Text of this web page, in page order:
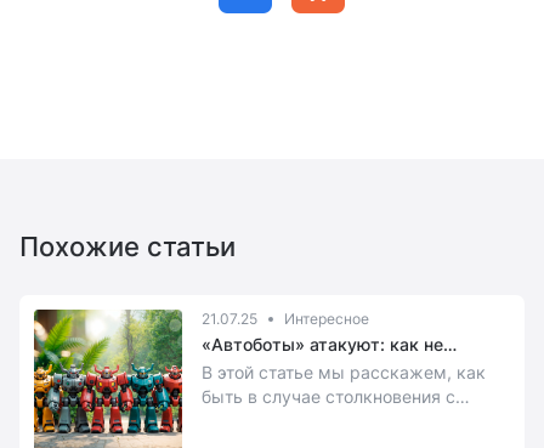
Похожие статьи
21.07.25 Интересное
«Автоботы» атакуют: как не
лишиться прав из-за робота-
курьера
В этой статье мы расскажем, как
быть в случае столкновения с